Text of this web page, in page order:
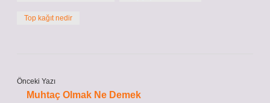
Top kağıt nedir
Önceki Yazı
Muhtaç Olmak Ne Demek